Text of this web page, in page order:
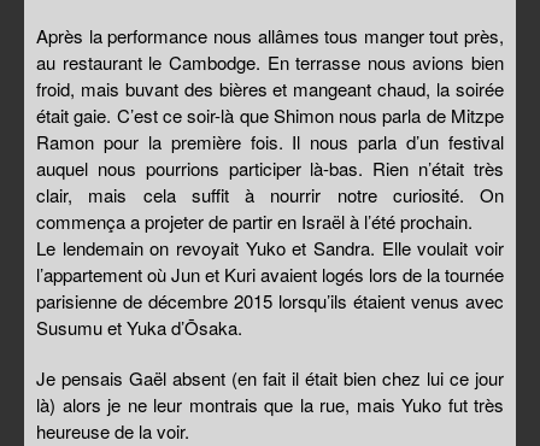
Après la performance nous allâmes tous manger tout près,
au restaurant le Cambodge. En terrasse nous avions bien
froid, mais buvant des bières et mangeant chaud, la soirée
était gaie. C’est ce soir-là que Shimon nous parla de Mitzpe
Ramon pour la première fois. Il nous parla d’un festival
auquel nous pourrions participer là-bas. Rien n’était très
clair, mais cela suffit à nourrir notre curiosité. On
commença a projeter de partir en Israël à l’été prochain.
Le lendemain on revoyait Yuko et Sandra. Elle voulait voir
l’appartement où Jun et Kuri avaient logés lors de la tournée
parisienne de décembre 2015 lorsqu’ils étaient venus avec
Susumu et Yuka d’Ōsaka.
Je pensais Gaël absent (en fait il était bien chez lui ce jour
là) alors je ne leur montrais que la rue, mais Yuko fut très
heureuse de la voir.